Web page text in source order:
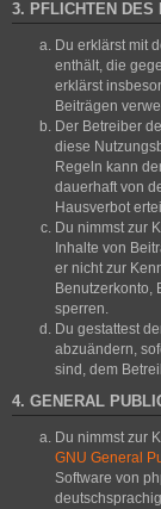
3. PFLICHTEN DES
Du erklärst mit
enthält, die
erklärst
Beiträgen
Der Betreiber
diese
Regeln kann
dauerhaft von
Hausverbot
Du nimmst zur
Inhalte von
er nicht zur
Benutzerkonto,
sperren.
Du gestattest
abzuändern,
sind, dem
4. GENERAL
Du nimmst zur
GNU General
Software von